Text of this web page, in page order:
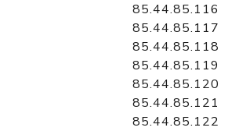
85.44.85.116
85.44.85.117
85.44.85.118
85.44.85.119
85.44.85.120
85.44.85.121
85.44.85.122